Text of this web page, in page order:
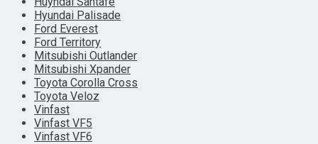
Hyundai Palisade
Ford Everest
Ford Territory
Mitsubishi Outlander
Mitsubishi Xpander
Toyota Corolla Cross
Toyota Veloz
Vinfast
Vinfast VF5
Vinfast VF6